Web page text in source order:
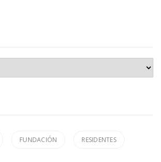
FUNDACIÓN RESIDENTES